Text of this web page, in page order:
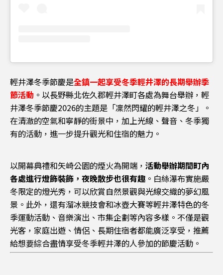
輕井澤冬季節慶是全鎮一起享受冬季輕井澤的長期舉辦季
節活動 。以長野縣北佐久郡輕井澤町各處為舞台舉辦，輕
井澤冬季節慶2026的主題是「凜然閃耀的輕井澤之冬」。
在清澈的空氣和寧靜的街景中，加上光線、聲音、冬季獨
有的活動，進一步提升觀光和住宿的魅力。
以開幕典禮和矢崎公園的煙火為開端， 活動舉辦期間町內
各處進行燈飾裝飾，夜晚散步也很有趣 。白絲瀑布實施嚴
冬限定的燈光秀，可以欣賞自然景觀與光線交織的夢幻風
景。此外，還有溜冰競技會和冰壺大賽等輕井澤特色的冬
季運動活動、音樂演出、市集企劃等內容多樣。不僅是觀
光客，家庭出遊、情侶、長期住宿者都能廣泛享受，推薦
給想要綜合盡情享受冬季輕井澤的人參加的節慶活動。